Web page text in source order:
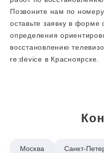
Позвоните нам по номеру
оставьте заявку в форме
определения
восстановлению
re:device в Красноярске.
Москва Санкт-